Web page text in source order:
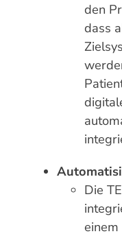
den
dass
Die